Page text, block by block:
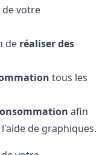
de votre
de réaliser des
tous les
afin
de graphiques.